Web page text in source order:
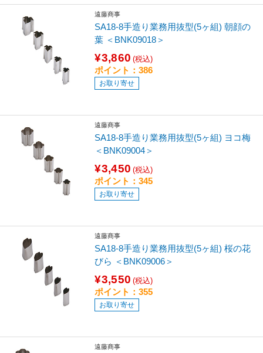
遠藤商事
SA18-8手造り業務用抜型(5ヶ組) 朝顔の
葉 ＜BNK09018＞
¥3,860 (税込)
ポイント：386
お取り寄せ
遠藤商事
SA18-8手造り業務用抜型(5ヶ組) ヨコ梅
＜BNK09004＞
¥3,450 (税込)
ポイント：345
お取り寄せ
遠藤商事
SA18-8手造り業務用抜型(5ヶ組) 桜の花
びら ＜BNK09006＞
¥3,550 (税込)
ポイント：355
お取り寄せ
遠藤商事